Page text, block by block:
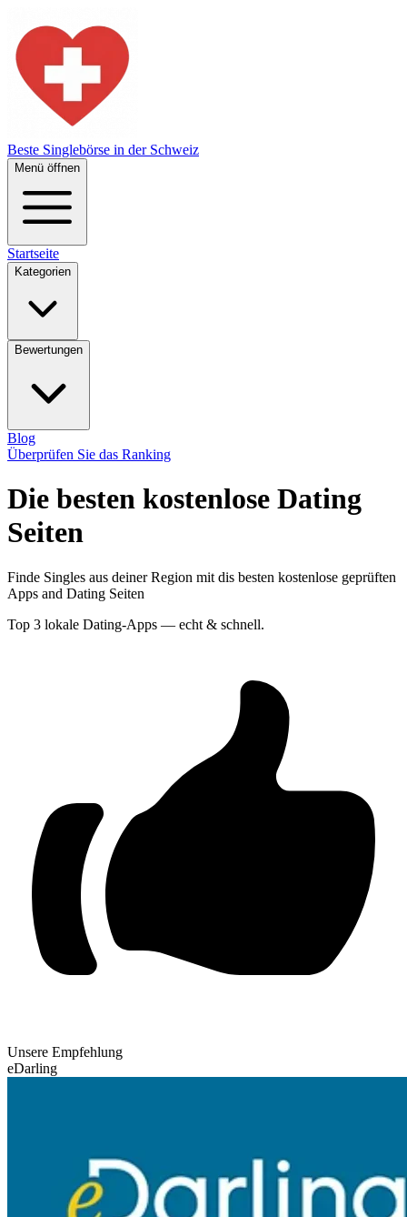
Beste Singlebörse in der Schweiz
Menü öffnen
Startseite
Kategorien
Bewertungen
Blog
Überprüfen Sie das Ranking
Die besten kostenlose Dating
Seiten
Finde Singles aus deiner Region mit dis besten kostenlose geprüften
Apps and Dating Seiten
Top 3 lokale Dating-Apps — echt & schnell.
Unsere Empfehlung
eDarling